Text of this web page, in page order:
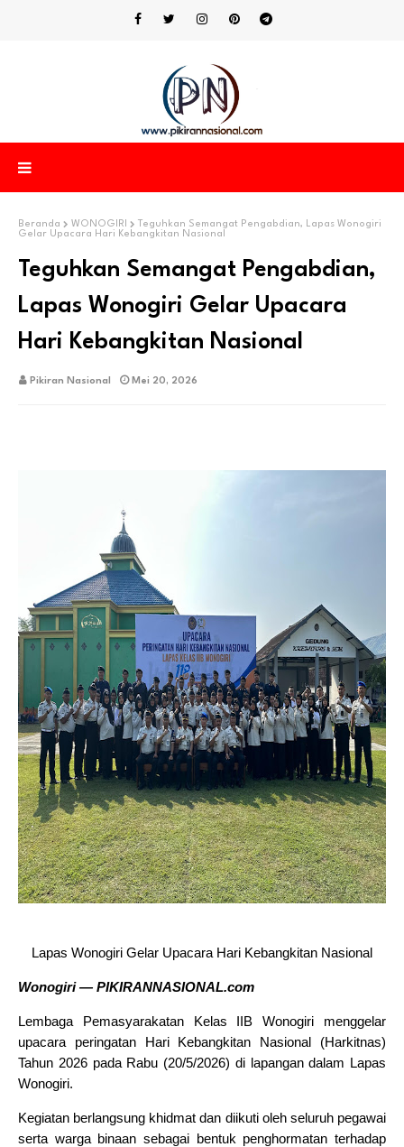
Beranda WONOGIRI
Teguhkan Semangat Pengabdian, Lapas Wonogiri
Gelar Upacara Hari Kebangkitan Nasional
Teguhkan Semangat Pengabdian,
Lapas Wonogiri Gelar Upacara
Hari Kebangkitan Nasional
Pikiran Nasional Mei 20, 2026
Lapas Wonogiri Gelar Upacara Hari Kebangkitan Nasional
Wonogiri — PIKIRANNASIONAL.com
Lembaga Pemasyarakatan Kelas IIB Wonogiri menggelar
upacara peringatan Hari Kebangkitan Nasional (Harkitnas)
Tahun 2026 pada Rabu (20/5/2026) di lapangan dalam Lapas
Wonogiri.
Kegiatan berlangsung khidmat dan diikuti oleh seluruh pegawai
serta warga binaan sebagai bentuk penghormatan terhadap